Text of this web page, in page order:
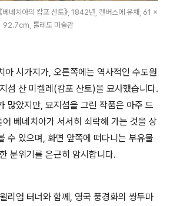
베네치아의 캄포 산토》, 1842년, 캔버스에 유채, 61 ×
92.7cm, 톨레도 미술관
아 시가지가, 오른쪽에는 역사적인 수도원
섬 산 미켈레(캄포 산토)을 묘사했습니다.
많았지만, 묘지섬을 그린 작품은 아주 드
베네치아가 서서히 쇠락해 가는 것을 상
수 있으며, 화면 앞쪽에 떠다니는 부유물
분위기를 은근히 암시합니다.
리엄 터너와 함께, 영국 풍경화의 쌍두마